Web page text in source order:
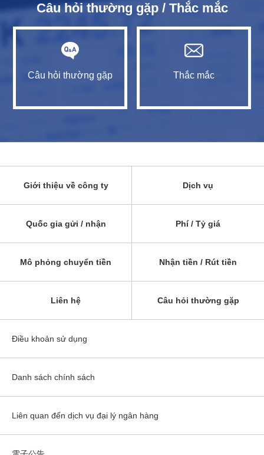
Câu hỏi thường gặp / Thắc mắc
Câu hỏi thường gặp Thắc mắc
Giới thiệu về công ty Dịch vụ
Quốc gia gửi / nhận Phí / Tỷ giá
Mô phỏng chuyển tiền Nhận tiền / Rút tiền
Liên hệ Câu hỏi thường gặp
Điều khoản sử dụng
Danh sách chính sách
Liên quan đến dịch vụ đại lý ngân hàng